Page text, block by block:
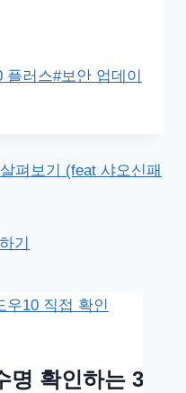
플러스#보안 업데이
펴보기 (feat 샤오신패
기
명 확인하는 3가